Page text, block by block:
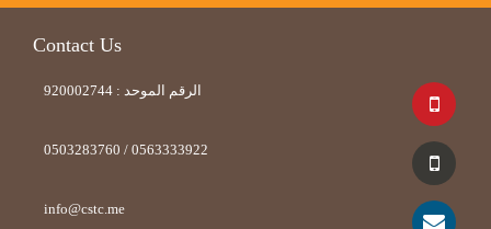
Contact Us
الرقم الموحد : 920002744
0503283760 / 0563333922
info@cstc.me